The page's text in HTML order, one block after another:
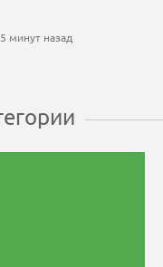
минут назад